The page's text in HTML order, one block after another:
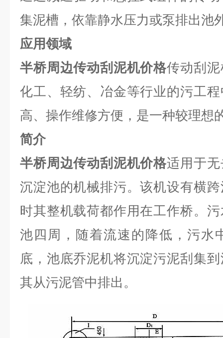
集泥槽，依靠静水压力或泵排出池
应用领域
半桥周边传动刮泥机价格传动刮
化工、轻纺、冶金等行业的污工
高、操作维修方便，是一种较理想
简介
半桥周边传动刮泥机价格适用于
沉淀池的机械排污。该机设有横
时其整机载荷都作用在工作桥。
池四周，随着流速的降低，污水
底，池底乔泥机将沉淀污泥刮集
其从污泥管中排出。